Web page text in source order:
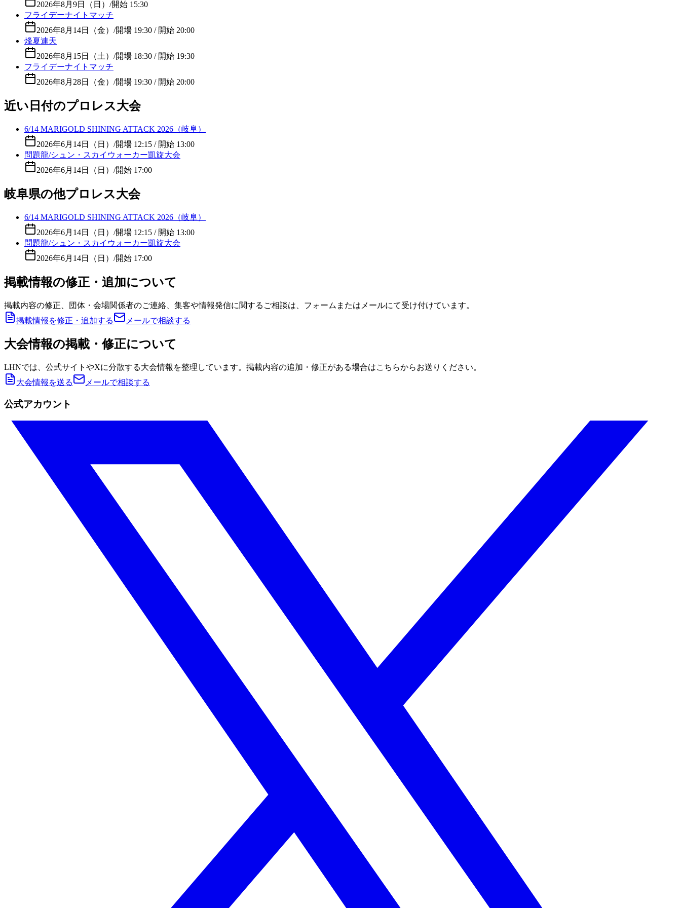
2026年8月9日（日） /開始 15:30
フライデーナイトマッチ
2026年8月14日（金） /開場 19:30 / 開始 20:00
烽夏連天
2026年8月15日（土） /開場 18:30 / 開始 19:30
フライデーナイトマッチ
2026年8月28日（金） /開場 19:30 / 開始 20:00
近い日付のプロレス大会
6/14 MARIGOLD SHINING ATTACK 2026（岐阜）
2026年6月14日（日） /開場 12:15 / 開始 13:00
問題龍/シュン・スカイウォーカー凱旋大会
2026年6月14日（日） /開始 17:00
岐阜県の他プロレス大会
6/14 MARIGOLD SHINING ATTACK 2026（岐阜）
2026年6月14日（日） /開場 12:15 / 開始 13:00
問題龍/シュン・スカイウォーカー凱旋大会
2026年6月14日（日） /開始 17:00
掲載情報の修正・追加について
掲載内容の修正、団体・会場関係者のご連絡、集客や情報発信に関するご相談は、フォームまたはメールにて受け付けています。
掲載情報を修正・追加する
メールで相談する
大会情報の掲載・修正について
LHNでは、公式サイトやXに分散する大会情報を整理しています。掲載内容の追加・修正がある場合はこちらからお送りください。
大会情報を送る
メールで相談する
公式アカウント